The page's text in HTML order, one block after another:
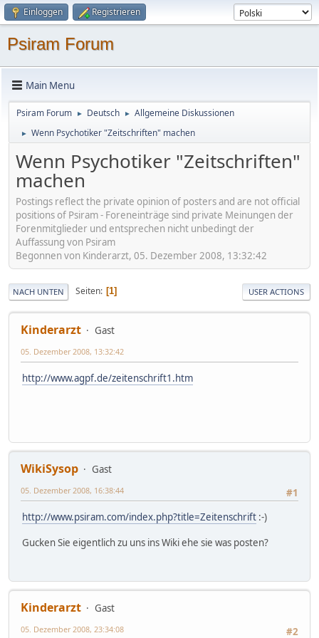
Einloggen Registrieren
Psiram Forum
Main Menu
Psiram Forum ► Deutsch ► Allgemeine Diskussionen
► Wenn Psychotiker "Zeitschriften" machen
Wenn Psychotiker "Zeitschriften"
machen
Postings reflect the private opinion of posters and are not official
positions of Psiram - Foreneinträge sind private Meinungen der
Forenmitglieder und entsprechen nicht unbedingt der
Auffassung von Psiram
Begonnen von Kinderarzt, 05. Dezember 2008, 13:32:42
NACH UNTEN Seiten 1 USER ACTIONS
Kinderarzt Gast
05. Dezember 2008, 13:32:42
http://www.agpf.de/zeitenschrift1.htm
WikiSysop
Gast
#1
05. Dezember 2008, 16:38:44
http://www.psiram.com/index.php?title=Zeitenschrift :-)
Gucken Sie eigentlich zu uns ins Wiki ehe sie was posten?
Kinderarzt
Gast
#2
05. Dezember 2008, 23:34:08